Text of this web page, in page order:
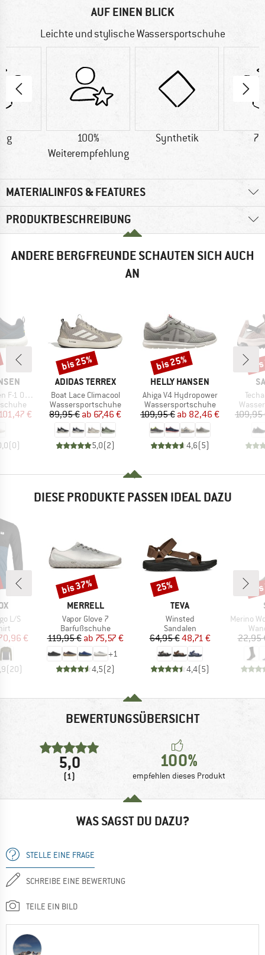
AUF EINEN BLICK
Leichte und stylische Wassersportschuhe
g
100%
Weiterempfehlung
Synthetik
MATERIALINFOS & FEATURES
PRODUKTBESCHREIBUNG
ANDERE BERGFREUNDE SCHAUTEN SICH AUCH
AN
Preis
€
(0)
MARKE
ADIDAS TERREX
Artikel
Boat Lace Climacool
Produktgruppe
Wassersportschuhe
Preis
89,95 € reduzierter Preis
ab 67,46 €
5,0(2)
Rabatt
bis 25%
MARKE
HELLY HANSEN
Artikel
Ahiga V4 Hydropower
Produktgruppe
Wassersportschuhe
Preis
109,95 € reduzierter Preis
ab 82,46 €
4,6(5)
Rabatt
bis 25%
109,95
DIESE PRODUKTE PASSEN IDEAL DAZU
L/S
Preis
€
(20)
MARKE
MERRELL
Artikel
Vapor Glove 7
Produktgruppe
Barfußschuhe
Preis
119,95 € reduzierter Preis
ab 75,57 €
+1
4,5(2)
Rabatt
bis 37%
MARKE
TEVA
Artikel
Winsted
Produktgruppe
Sandalen
Preis
64,95 €reduzierter Preis
48,71 €
4,4(5)
Rabatt
25%
Artikel
Merino Wool
22,95
BEWERTUNGSÜBERSICHT
5,0
(1)
100%
empfehlen dieses Produkt
WAS SAGST DU DAZU?
STELLE EINE FRAGE
SCHREIBE EINE BEWERTUNG
TEILE EIN BILD